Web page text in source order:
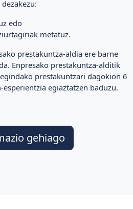
edo
metatuz.
prestakuntza-aldia ere barne
Enpresako prestakuntza-alditik
prestakuntzari dagokion 6
egiaztatzen baduzu.
gehiago